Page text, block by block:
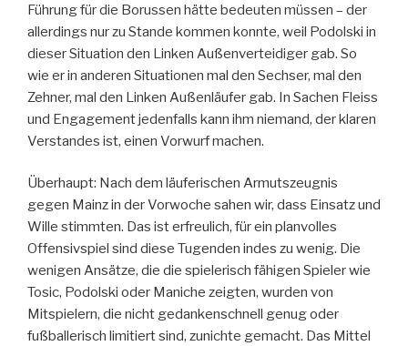
Führung für die Borussen hätte bedeuten müssen – der
allerdings nur zu Stande kommen konnte, weil Podolski in
dieser Situation den Linken Außenverteidiger gab. So
wie er in anderen Situationen mal den Sechser, mal den
Zehner, mal den Linken Außenläufer gab. In Sachen Fleiss
und Engagement jedenfalls kann ihm niemand, der klaren
Verstandes ist, einen Vorwurf machen.
Überhaupt: Nach dem läuferischen Armutszeugnis
gegen Mainz in der Vorwoche sahen wir, dass Einsatz und
Wille stimmten. Das ist erfreulich, für ein planvolles
Offensivspiel sind diese Tugenden indes zu wenig. Die
wenigen Ansätze, die die spielerisch fähigen Spieler wie
Tosic, Podolski oder Maniche zeigten, wurden von
Mitspielern, die nicht gedankenschnell genug oder
fußballerisch limitiert sind, zunichte gemacht. Das Mittel